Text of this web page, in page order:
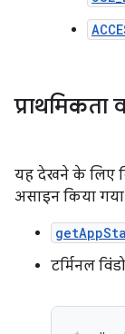
यह देखने के लिए
असाइन किया
टर्मिनल